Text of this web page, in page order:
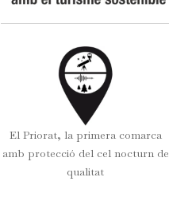
El Priorat, la primera comarca
amb protecció del cel nocturn de
qualitat